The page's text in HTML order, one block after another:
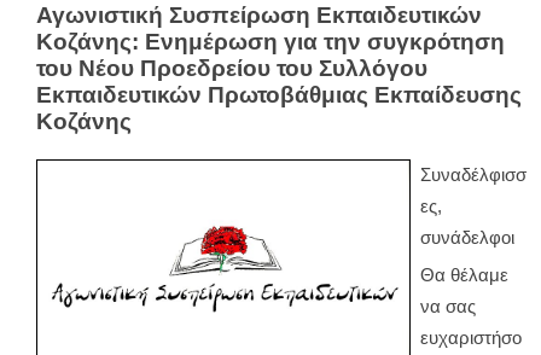
Αγωνιστική Συσπείρωση Εκπαιδευτικών
Κοζάνης: Ενημέρωση για την συγκρότηση
του Νέου Προεδρείου του Συλλόγου
Εκπαιδευτικών Πρωτοβάθμιας Εκπαίδευσης
Κοζάνης
Συναδέλφισσ
ες,
συνάδελφοι
Θα θέλαμε
να σας
ευχαριστήσο